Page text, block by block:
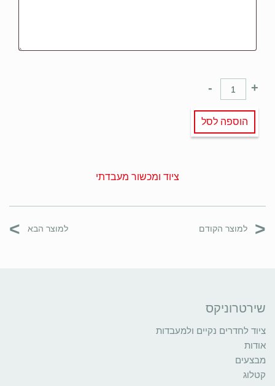
+
-
הוספה לסל
ציוד ומכשור מעבדתי
< למוצר הקודם למוצר הבא >
שירטרוניקס
ציוד לחדרים נקיים ולמעבדות
אודות
מבצעים
קטלוג